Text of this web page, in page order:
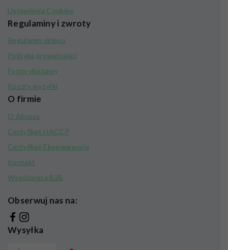
Ustawienia Cookies
Regulaminy i zwroty
Regulamin sklepu
Polityka prywatności
Formy dostawy
Koszty wysyłki
O firmie
O Aliness
Certyfikat HACCP
Certyfikat Ekogwarancja
Kontakt
Współpraca B2B
Obserwuj nas na:
Wysyłka